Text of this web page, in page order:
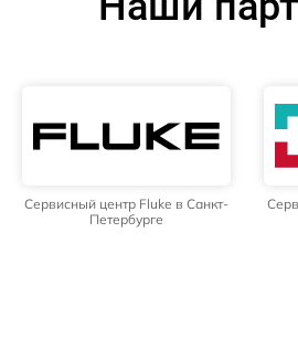
Сервисный центр Fluke в Санкт-
Петербурге